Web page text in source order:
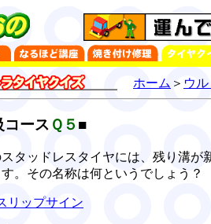
ホーム ＞ ウ
ース Ｑ５ ■
スタッドレスタイヤには、残り溝
。その名称は何というでしょう？
リップサイン